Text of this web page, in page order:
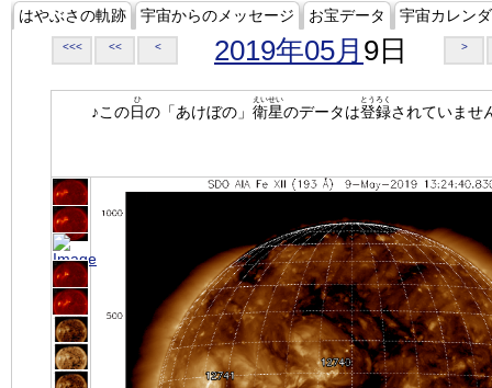
はやぶさの軌跡 宇宙からのメッセージ お宝データ 宇宙カレン
<<< << < 2019年05月 9日 >
♪この日
ひ
の「あけぼの」 衛星
えいせい
のデータは登録
とうろく
されていませ